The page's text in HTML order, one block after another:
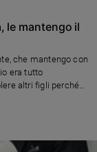
le mantengo il
che mantengo con
era tutto
altri figli perché
più?"